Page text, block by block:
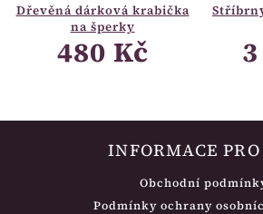
Dřevěná dárková krabička
na šperky
480 Kč
INFORMACE PRO
Obchodní
Podmínky ochrany